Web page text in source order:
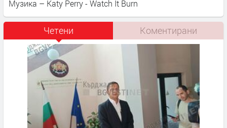
Музика – Katy Perry - Watch It Burn
Четени Коментирани